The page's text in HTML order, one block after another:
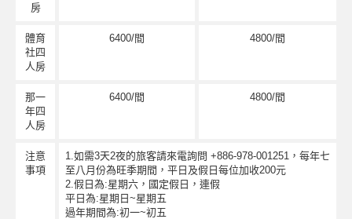
房
體育
社四
人房
6400/間 4800/間
那一
年四
人房
6400/間 4800/間
注意
事項
1.如需3天2夜的旅客請來電詢問 +886-978-001251，每年七
至八月份為旺季期間，平日及假日每位加收200元
2.假日為:星期六，國定假日，連假
平日為:星期日~星期五
過年期間為:初一~初五